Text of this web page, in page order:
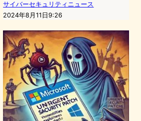
サイバーセキュリティニュース
2024年8月11日9:26